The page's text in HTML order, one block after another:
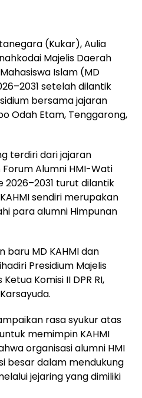
(Kukar), Aulia
Majelis Daerah
Islam (MD
setelah dilantik
bersama jajaran
Odah Etam, Tenggarong,
terdiri dari jajaran
Forum Alumni HMI-Wati
2026–2031 turut dilantik
sendiri merupakan
para alumni Himpunan
baru MD KAHMI dan
Presidium Majelis
Komisi II DPR RI,
rasa syukur atas
memimpin KAHMI
organisasi alumni HMI
besar dalam mendukung
jejaring yang dimiliki